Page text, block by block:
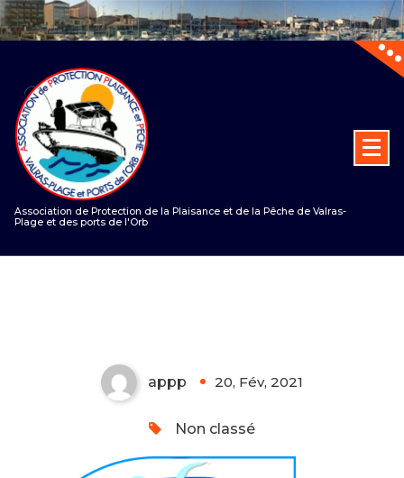
Aller
au
Association de Protection de la Plaisance et de la Pêche de Valras-
Plage et des ports de l'Orb
appp 20, Fév, 2021
Non classé